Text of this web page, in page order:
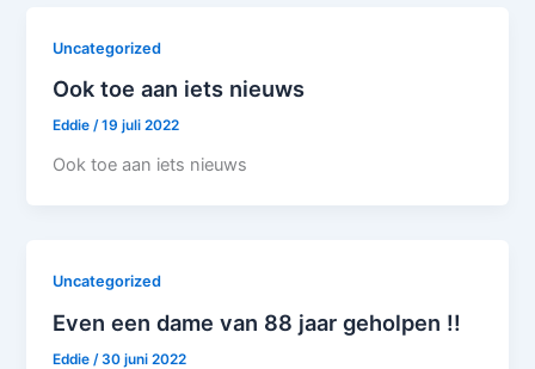
Uncategorized
Ook toe aan iets nieuws
Eddie/19 juli 2022
Ook toe aan iets nieuws
Uncategorized
Even een dame van 88 jaar geholpen !!
Eddie /30 juni 2022